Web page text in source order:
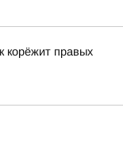
корёжит правых